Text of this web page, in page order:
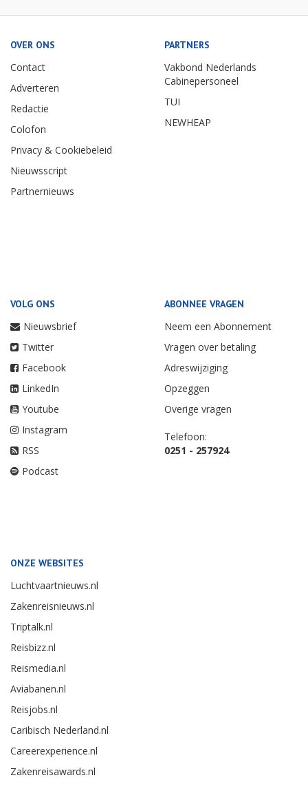
OVER ONS
Contact
Adverteren
Redactie
Colofon
Privacy & Cookiebeleid
Nieuwsscript
Partnernieuws
PARTNERS
Vakbond Nederlands
Cabinepersoneel
TUI
NEWHEAP
VOLG ONS
Nieuwsbrief
Twitter
Facebook
LinkedIn
Youtube
Instagram
RSS
Podcast
ABONNEE VRAGEN
Neem een Abonnement
Vragen over betaling
Adreswijziging
Opzeggen
Overige vragen
Telefoon:
0251 - 257924
ONZE WEBSITES
Luchtvaartnieuws.nl
Zakenreisnieuws.nl
Triptalk.nl
Reisbizz.nl
Reismedia.nl
Aviabanen.nl
Reisjobs.nl
Caribisch Nederland.nl
Careerexperience.nl
Zakenreisawards.nl